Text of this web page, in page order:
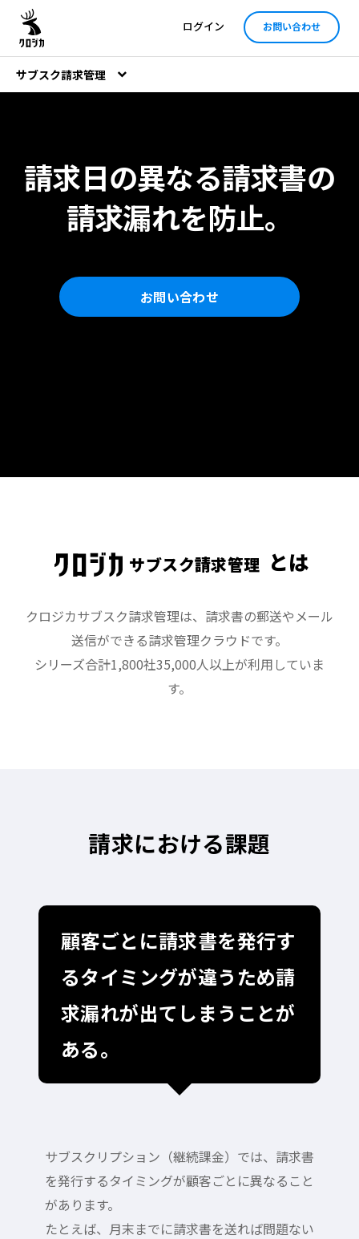
ログイン お問い合わせ
サブスク請求管理
請求日の異なる請求書の
請求漏れを防止。
お問い合わせ
サブスク請求管理 とは
クロジカサブスク請求管理は、請求書の郵送やメール
送信ができる請求管理クラウドです。
シリーズ合計1,800社35,000人以上が利用していま
す。
請求における課題
顧客ごとに請求書を発行す
るタイミングが違うため請
求漏れが出てしまうことが
ある。
サブスクリプション（継続課金）では、請求書
を発行するタイミングが顧客ごとに異なること
があります。
たとえば、月末までに請求書を送れば問題ない